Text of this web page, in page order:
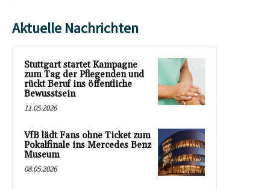
Aktuelle Nachrichten
Stuttgart startet Kampagne
zum Tag der Pflegenden und
rückt Beruf ins öffentliche
Bewusstsein
11.05.2026
VfB lädt Fans ohne Ticket zum
Pokalfinale ins Mercedes Benz
Museum
08.05.2026